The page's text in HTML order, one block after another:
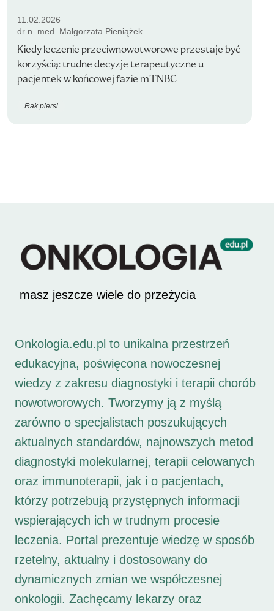
11.02.2026
dr n. med. Małgorzata Pieniążek
Kiedy leczenie przeciwnowotworowe przestaje być
korzyścią: trudne decyzje terapeutyczne u
pacjentek w końcowej fazie mTNBC
Rak piersi
masz jeszcze wiele do przeżycia
Onkologia.edu.pl to unikalna przestrzeń
edukacyjna, poświęcona nowoczesnej
wiedzy z zakresu diagnostyki i terapii chorób
nowotworowych. Tworzymy ją z myślą
zarówno o specjalistach poszukujących
aktualnych standardów, najnowszych metod
diagnostyki molekularnej, terapii celowanych
oraz immunoterapii, jak i o pacjentach,
którzy potrzebują przystępnych informacji
wspierających ich w trudnym procesie
leczenia. Portal prezentuje wiedzę w sposób
rzetelny, aktualny i dostosowany do
dynamicznych zmian we współczesnej
onkologii. Zachęcamy lekarzy oraz